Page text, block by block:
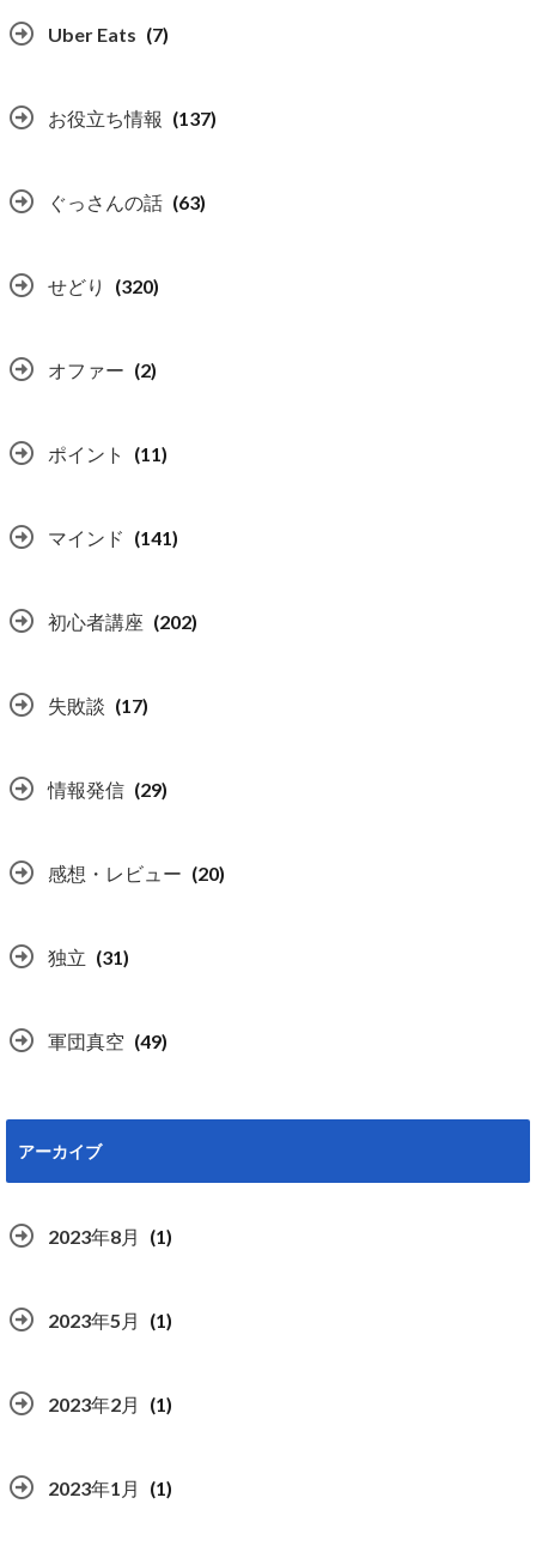
Uber Eats (7)
お役立ち情報 (137)
ぐっさんの話 (63)
せどり (320)
オファー (2)
ポイント (11)
マインド (141)
初心者講座 (202)
失敗談 (17)
情報発信 (29)
感想・レビュー (20)
独立 (31)
軍団真空 (49)
アーカイブ
2023年8月 (1)
2023年5月 (1)
2023年2月 (1)
2023年1月 (1)